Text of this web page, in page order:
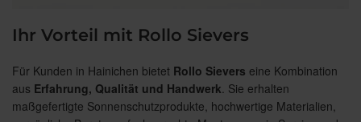
Ihr Vorteil mit Rollo Sievers
Für Kunden in Hainichen bietet Rollo Sievers eine Kombination
aus Erfahrung, Qualität und Handwerk . Sie erhalten
maßgefertigte Sonnenschutzprodukte, hochwertige Materialien,